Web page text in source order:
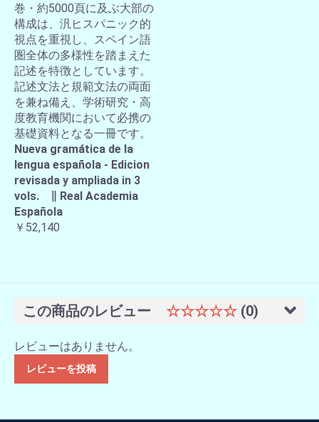
巻・約5000頁に及ぶ大部の
構成は、汎ヒスパニック的
視点を重視し、スペイン語
圏全体の多様性を踏まえた
記述を特徴としています。
記述文法と規範文法の両面
を兼ね備え、学術研究・高
度教育機関において必携の
基礎資料となる一冊です。
Nueva gramática de la
lengua española - Edicion
revisada y ampliada in 3
vols. ∥ Real Academia
Española
￥52,140
この商品のレビュー ☆☆☆☆☆ (0)
レビューはありません。
レビューを投稿